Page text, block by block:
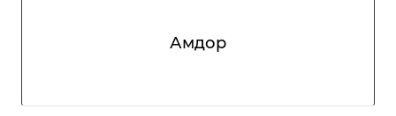
Амдор